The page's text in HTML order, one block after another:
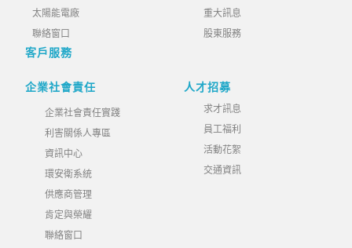
太陽能電廠
聯絡窗口
客戶服務
重大訊息
股東服務
企業社會責任
企業社會責任實踐
利害關係人專區
資訊中心
環安衛系統
供應商管理
肯定與榮耀
聯絡窗口
人才招募
求才訊息
員工福利
活動花絮
交通資訊